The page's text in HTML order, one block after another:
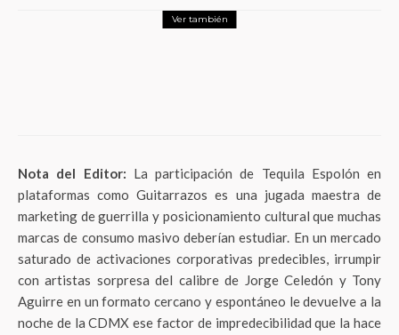
Ver también
Nota del Editor: La participación de Tequila Espolón en
plataformas como Guitarrazos es una jugada maestra de
marketing de guerrilla y posicionamiento cultural que muchas
marcas de consumo masivo deberían estudiar. En un mercado
saturado de activaciones corporativas predecibles, irrumpir
con artistas sorpresa del calibre de Jorge Celedón y Tony
Aguirre en un formato cercano y espontáneo le devuelve a la
noche de la CDMX ese factor de impredecibilidad que la hace